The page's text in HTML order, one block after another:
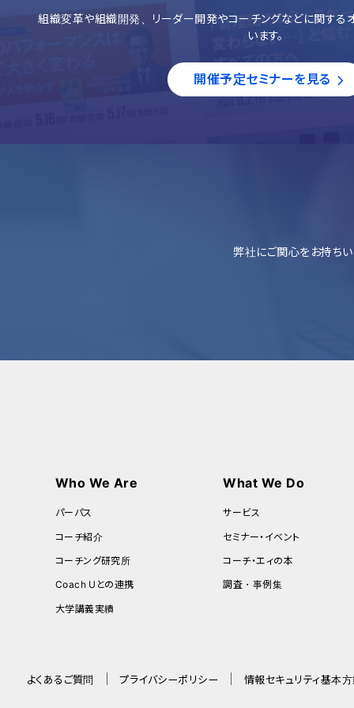
組織変革や組織開発、リーダー開発やコーチングなどに関する
います。
開催予定セミナーを見る
弊社にご関心をお持ちい
Who We Are
パーパス
コーチ紹介
コーチング研究所
Coach Uとの連携
大学講義実績
What We Do
サービス
セミナー・イベント
コーチ・エィの本
調査・事例集
よくあるご質問 プライバシーポリシー 情報セキュリティ基本